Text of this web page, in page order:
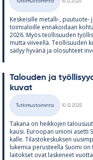
Kategoriat
Tutkimustoiminta
16.12.2025
Kes­kei­sille me­talli-, puu­tuote-
toi­mia­loille en­na­koi­daan
2026. Myös teol­li­suu­den
mutta vii­veellä. Teol­li­suu­den
säi­lyy hy­vänä ja olo­suh­teet
Ta­lou­den ja
ku­vat
Kategoriat
Tutkimustoiminta
10.12.2025
Ta­kana on heik­ko­jen
kausi. Eu­roo­pan unioni asetti
kalle. Ti­las­to­kes­kuk­sen
lu­ke­mia pe­rus­teella Suomi
lai­tok­set ovat las­ke­neet